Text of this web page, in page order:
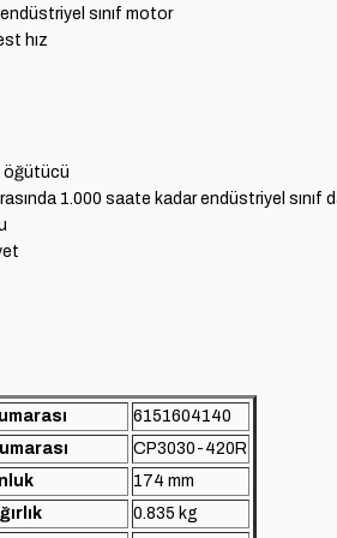
sınıf motor
hız
öğütücü
1.000 saate kadar endüstriyel sınıf
6151604140
CP3030-420R
174 mm
0.835 kg